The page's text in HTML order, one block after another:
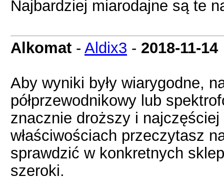
Najbardziej miarodajne są te
Alkomat - Aldix3 - 2018-11-14
Aby wyniki były wiarygodne,
półprzewodnikowy lub
znacznie droższy i
właściwościach przeczytasz
sprawdzić w konkretnych
szeroki.